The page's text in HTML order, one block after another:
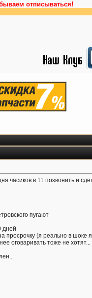
отписываться!
часиков в 11 позвонить и
пугают
дней
просрочку (я реально в шоке
оговаривать тоже не хотят...